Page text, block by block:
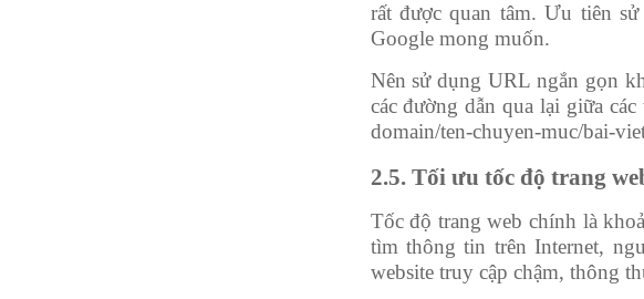
rất được quan tâm. Ưu tiên
Google mong muốn.
Nên sử dụng URL ngắn gọn
các đường dẫn qua lại giữa
domain/ten-chuyen-muc/bai-
2.5. Tối ưu tốc độ trang
Tốc độ trang web chính là
tìm thông tin trên Internet,
website truy cập chậm, thông